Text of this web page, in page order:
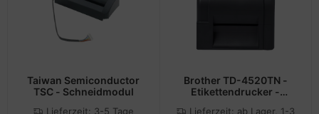
Taiwan Semiconductor
TSC - Schneidmodul
Lieferzeit: 3-5 Tage
Brother TD-4520TN -
Etikettendrucker -
Lieferzeit: ab Lager, 1-3